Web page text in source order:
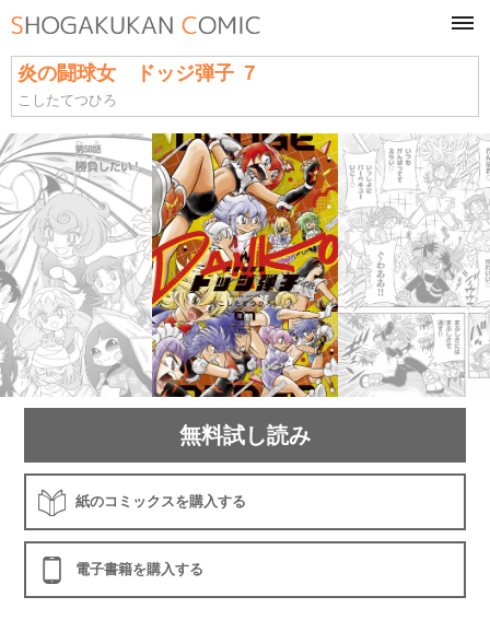
炎の闘球女 ドッジ弾子 ７
こしたてつひろ
無料試し読み
紙のコミックスを購入する
電子書籍を購入する